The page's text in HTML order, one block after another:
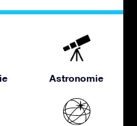
Astronomie